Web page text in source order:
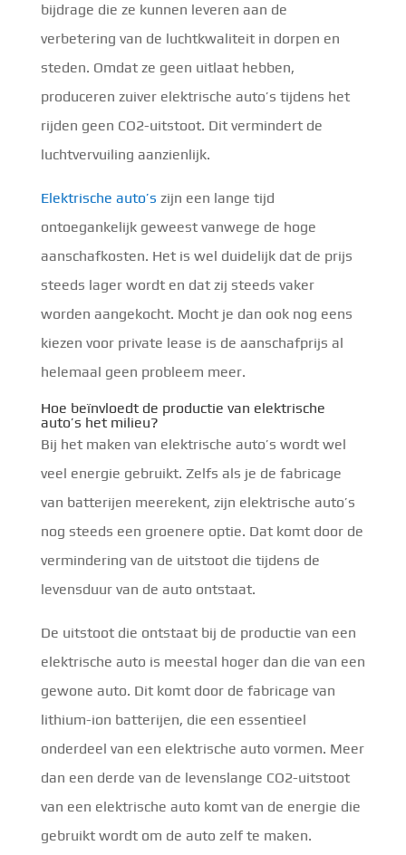
bijdrage die ze kunnen leveren aan de
verbetering van de luchtkwaliteit in dorpen en
steden. Omdat ze geen uitlaat hebben,
produceren zuiver elektrische auto’s tijdens het
rijden geen CO2-uitstoot. Dit vermindert de
luchtvervuiling aanzienlijk.
Elektrische auto’s zijn een lange tijd
ontoegankelijk geweest vanwege de hoge
aanschafkosten. Het is wel duidelijk dat de prijs
steeds lager wordt en dat zij steeds vaker
worden aangekocht. Mocht je dan ook nog eens
kiezen voor private lease is de aanschafprijs al
helemaal geen probleem meer.
Hoe beïnvloedt de productie van elektrische
auto’s het milieu?
Bij het maken van elektrische auto’s wordt wel
veel energie gebruikt. Zelfs als je de fabricage
van batterijen meerekent, zijn elektrische auto’s
nog steeds een groenere optie. Dat komt door de
vermindering van de uitstoot die tijdens de
levensduur van de auto ontstaat.
De uitstoot die ontstaat bij de productie van een
elektrische auto is meestal hoger dan die van een
gewone auto. Dit komt door de fabricage van
lithium-ion batterijen, die een essentieel
onderdeel van een elektrische auto vormen. Meer
dan een derde van de levenslange CO2-uitstoot
van een elektrische auto komt van de energie die
gebruikt wordt om de auto zelf te maken.